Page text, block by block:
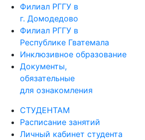
Филиал РГГУ в
г. Домодедово
Филиал РГГУ в
Республике Гватемала
Инклюзивное образование
Документы,
обязательные
для ознакомления
СТУДЕНТАМ
Расписание занятий
Личный кабинет студента